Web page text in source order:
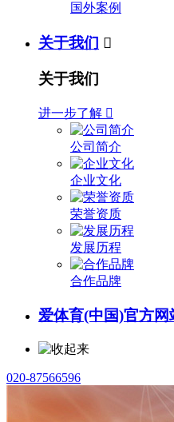
国外案例
关于我们 
关于我们
进一步了解 
公司简介
企业文化
荣誉资质
发展历程
合作品牌
爱体育(中国)官方网
020-87566596